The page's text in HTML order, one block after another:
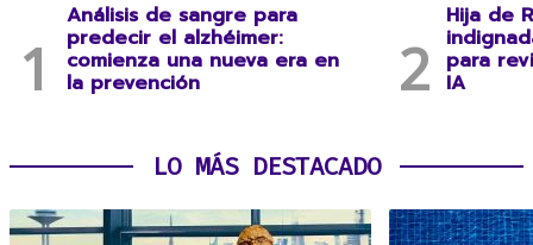
Análisis de sangre para
predecir el alzhéimer:
comienza una nueva era en
la prevención
Hija de
para
IA
LO MÁS DESTACADO